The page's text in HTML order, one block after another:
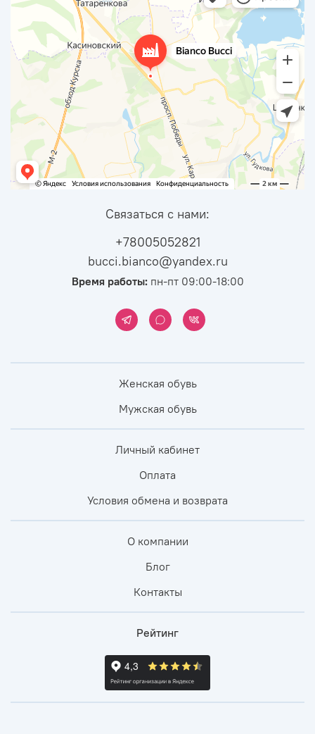
Связаться с нами:
+78005052821
bucci.bianco@yandex.ru
Время работы:пн-пт 09:00-18:00
Женская обувь
Мужская обувь
Личный кабинет
Оплата
Условия обмена и возврата
О компании
Блог
Контакты
Рейтинг